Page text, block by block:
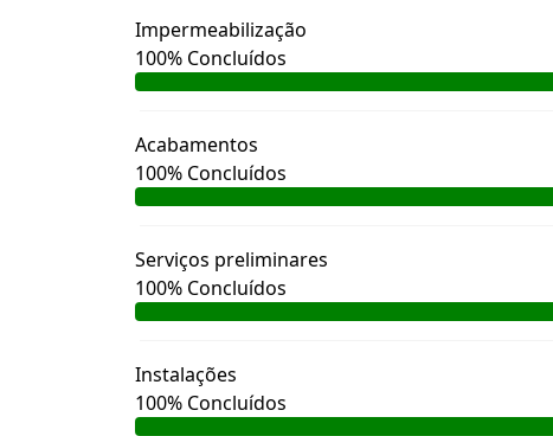
Impermeabilização
100% Concluídos
Acabamentos
100% Concluídos
Serviços preliminares
100% Concluídos
Instalações
100% Concluídos